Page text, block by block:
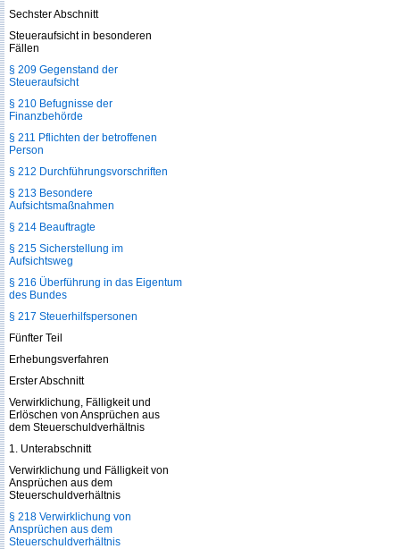
Sechster Abschnitt
Steueraufsicht in besonderen
Fällen
§ 209 Gegenstand der
Steueraufsicht
§ 210 Befugnisse der
Finanzbehörde
§ 211 Pflichten der betroffenen
Person
§ 212 Durchführungsvorschriften
§ 213 Besondere
Aufsichtsmaßnahmen
§ 214 Beauftragte
§ 215 Sicherstellung im
Aufsichtsweg
§ 216 Überführung in das Eigentum
des Bundes
§ 217 Steuerhilfspersonen
Fünfter Teil
Erhebungsverfahren
Erster Abschnitt
Verwirklichung, Fälligkeit und
Erlöschen von Ansprüchen aus
dem Steuerschuldverhältnis
1. Unterabschnitt
Verwirklichung und Fälligkeit von
Ansprüchen aus dem
Steuerschuldverhältnis
§ 218 Verwirklichung von
Ansprüchen aus dem
Steuerschuldverhältnis